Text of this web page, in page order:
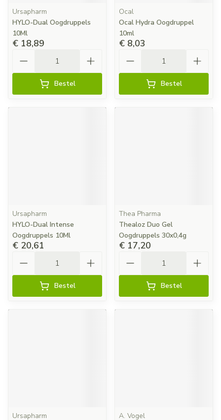
Ursapharm
HYLO-Dual Oogdruppels
10Ml
€ 18,89
Bestel
Ocal
Ocal Hydra Oogdruppel
10ml
€ 8,03
Bestel
Ursapharm
HYLO-Dual Intense
Oogdruppels 10Ml
€ 20,61
Bestel
Thea Pharma
Thealoz Duo Gel
Oogdruppels 30x0,4g
€ 17,20
Bestel
Ursapharm
A. Vogel